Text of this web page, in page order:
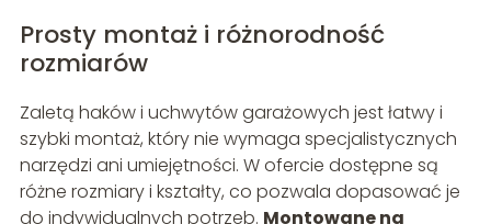
Prosty montaż i różnorodność
rozmiarów
Zaletą haków i uchwytów garażowych jest łatwy i
szybki montaż, który nie wymaga specjalistycznych
narzędzi ani umiejętności. W ofercie dostępne są
różne rozmiary i kształty, co pozwala dopasować je
do indywidualnych potrzeb. Montowane na